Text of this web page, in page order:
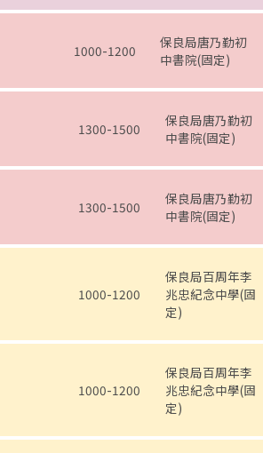
1000-1200
保良局唐乃勤初
中書院(固定)
1300-1500
保良局唐乃勤初
中書院(固定)
1300-1500
保良局唐乃勤初
中書院(固定)
1000-1200
保良局百周年李
兆忠紀念中學(固
定)
1000-1200
保良局百周年李
兆忠紀念中學(固
定)